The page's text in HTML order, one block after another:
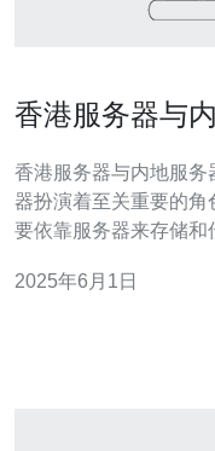
香港服务器与
香港服务器与内地服务器的区别 在当今数
器扮演着至关重要的
要依靠服务器来存储和
等方面存在一定的差异。 香港服务器通常提供更加稳
2025年6月1日